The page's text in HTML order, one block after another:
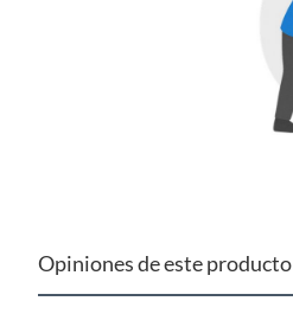
Opiniones de este producto